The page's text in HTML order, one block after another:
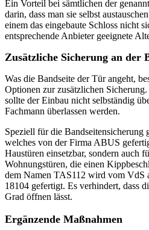
Ein Vorteil bei sämtlichen der
darin, dass man sie selbst
einem das eingebaute Schloss nicht
entsprechende Anbieter geeignete
Zusätzliche Sicherung an der
Was die Bandseite der Tür angeht,
Optionen zur zusätzlichen
sollte der Einbau nicht selbständig
Fachmann überlassen werden.
Speziell für die Bandseitensicherung
welches von der Firma ABUS
Haustüren einsetzbar, sondern auch
Wohnungstüren, die einen
dem Namen TAS112 wird vom VdS
18104 gefertigt. Es verhindert, dass
Grad öffnen lässt.
Ergänzende Maßnahmen